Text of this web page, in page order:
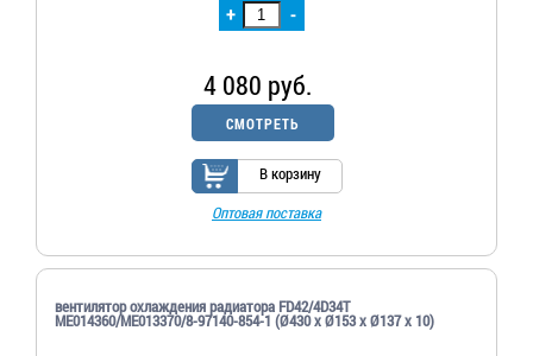
+ -
4 080 руб.
СМОТРЕТЬ
В корзину
Оптовая поставка
вентилятор охлаждения радиатора FD42/4D34T
ME014360/ME013370/8-97140-854-1 (Ø430 x Ø153 x Ø137 x 10)